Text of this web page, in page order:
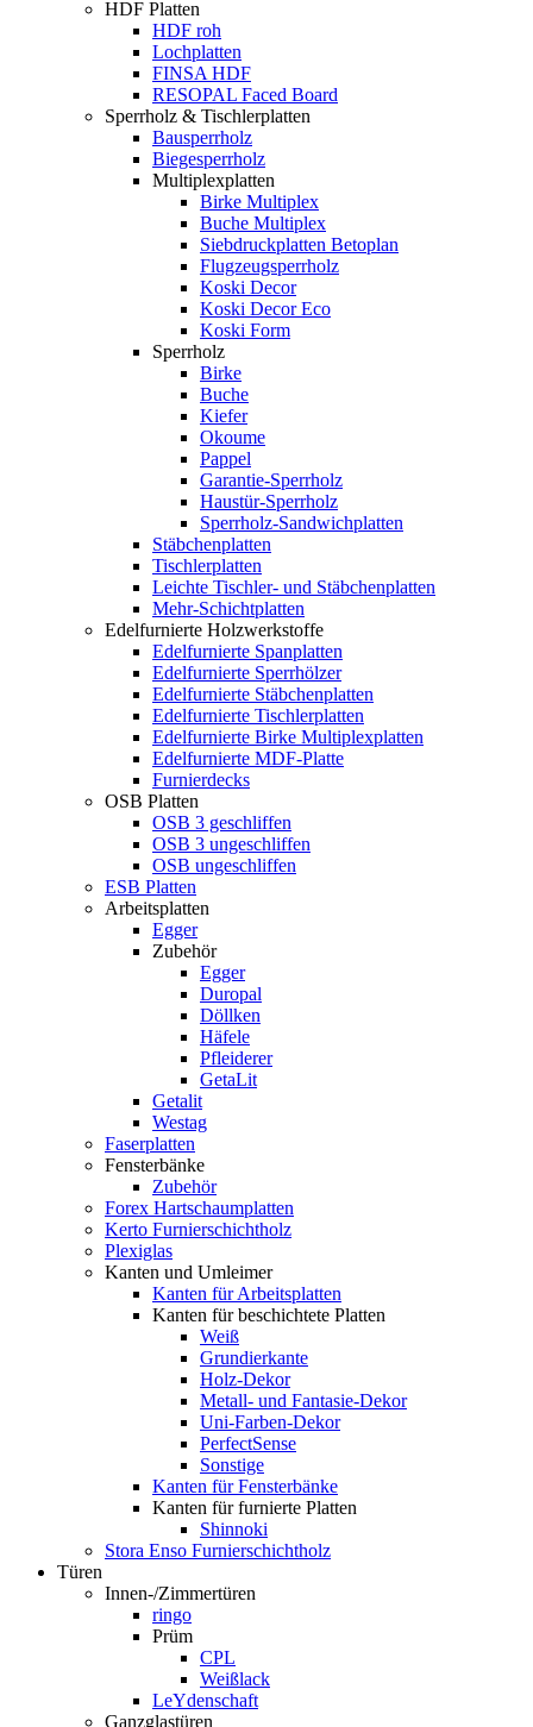
HDF Platten
HDF roh
Lochplatten
FINSA HDF
RESOPAL Faced Board
Sperrholz & Tischlerplatten
Bausperrholz
Biegesperrholz
Multiplexplatten
Birke Multiplex
Buche Multiplex
Siebdruckplatten Betoplan
Flugzeugsperrholz
Koski Decor
Koski Decor Eco
Koski Form
Sperrholz
Birke
Buche
Kiefer
Okoume
Pappel
Garantie-Sperrholz
Haustür-Sperrholz
Sperrholz-Sandwichplatten
Stäbchenplatten
Tischlerplatten
Leichte Tischler- und Stäbchenplatten
Mehr-Schichtplatten
Edelfurnierte Holzwerkstoffe
Edelfurnierte Spanplatten
Edelfurnierte Sperrhölzer
Edelfurnierte Stäbchenplatten
Edelfurnierte Tischlerplatten
Edelfurnierte Birke Multiplexplatten
Edelfurnierte MDF-Platte
Furnierdecks
OSB Platten
OSB 3 geschliffen
OSB 3 ungeschliffen
OSB ungeschliffen
ESB Platten
Arbeitsplatten
Egger
Zubehör
Egger
Duropal
Döllken
Häfele
Pfleiderer
GetaLit
Getalit
Westag
Faserplatten
Fensterbänke
Zubehör
Forex Hartschaumplatten
Kerto Furnierschichtholz
Plexiglas
Kanten und Umleimer
Kanten für Arbeitsplatten
Kanten für beschichtete Platten
Weiß
Grundierkante
Holz-Dekor
Metall- und Fantasie-Dekor
Uni-Farben-Dekor
PerfectSense
Sonstige
Kanten für Fensterbänke
Kanten für furnierte Platten
Shinnoki
Stora Enso Furnierschichtholz
Türen
Innen-/Zimmertüren
ringo
Prüm
CPL
Weißlack
LeYdenschaft
Ganzglastüren